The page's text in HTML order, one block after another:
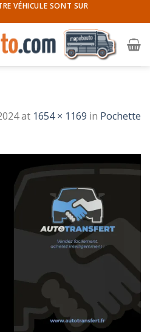
VÉHICULE SONT SUR
at 1654 × 1169 in Pochette